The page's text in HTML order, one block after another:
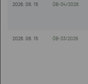
2026. 06. 15 ÖB-34/2026
2026. 06. 15 ÖB-33/2026